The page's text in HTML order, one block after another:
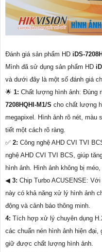
Đánh giá sản phẩm HD iDS-
Mình đã sử dụng sản phẩm HD
và dưới đây là một số đánh giá
🌟 1: Chất lượng hình ảnh: Đúng
7208HQHI-M1/S cho chất lượng
megapixel. Hình ảnh rõ nét, màu
tiết một cách rõ ràng.
️✅ 2: Công nghệ AHD CVI TVI
nghệ AHD CVI TVI BCS, giúp
hình ảnh. Hình ảnh không bị
◀ 3: Chip Turbo ACUSENSE:
này có khả năng xử lý hình ảnh
động và cảnh báo thông minh.
4: Tích hợp xử lý chuyên dụng
các chuẩn nén hình ảnh hiện
giữ được chất lượng hình ảnh.